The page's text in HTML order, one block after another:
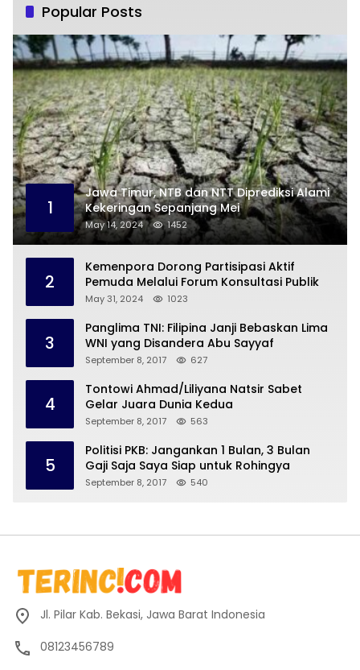
Popular Posts
1
Jawa Timur, NTB dan NTT Diprediksi Alami
Kekeringan Sepanjang Mei
May 14, 2024 1452
2
Kemenpora Dorong Partisipasi Aktif
Pemuda Melalui Forum Konsultasi Publik
May 31, 2024 1023
3
Panglima TNI: Filipina Janji Bebaskan Lima
WNI yang Disandera Abu Sayyaf
September 8, 2017 627
4
Tontowi Ahmad/Liliyana Natsir Sabet
Gelar Juara Dunia Kedua
September 8, 2017 563
5
Politisi PKB: Jangankan 1 Bulan, 3 Bulan
Gaji Saja Saya Siap untuk Rohingya
September 8, 2017 540
Jl. Pilar Kab. Bekasi, Jawa Barat Indonesia
08123456789